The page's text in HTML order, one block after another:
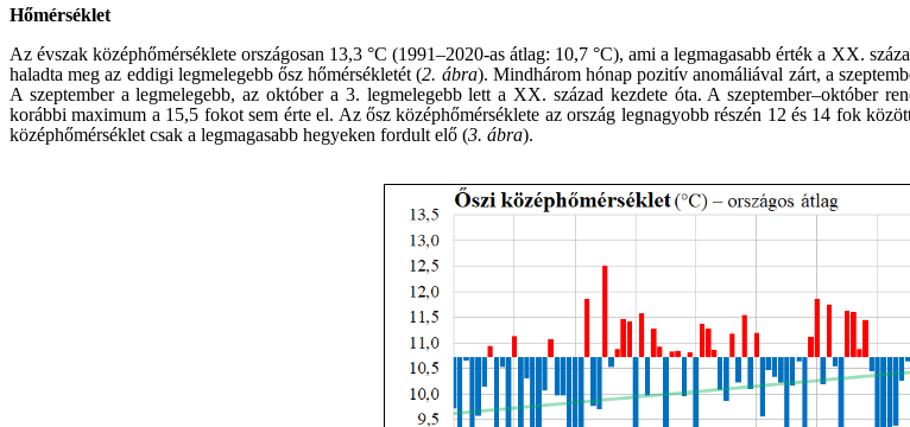
Hőmérséklet
Az évszak középhőmérséklete országosan 13,3 °C (1991–2020-as átlag: 10,7 °C), ami a legmagasabb érték a XX.
haladta meg az eddigi legmelegebb ősz hőmérsékletét (2. ábra). Mindhárom hónap pozitív anomáliával zárt, a
A szeptember a legmelegebb, az október a 3. legmelegebb lett a XX. század kezdete óta. A szeptember–október
korábbi maximum a 15,5 fokot sem érte el. Az ősz középhőmérséklete az ország legnagyobb részén 12 és 14 fok
középhőmérséklet csak a legmagasabb hegyeken fordult elő (3. ábra).